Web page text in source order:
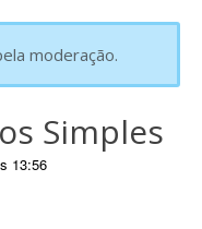
moderação.
Simples
13:56